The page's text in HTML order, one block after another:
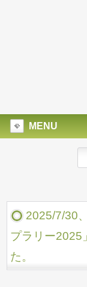
MENU
2025/7/30
プラリー2025
た。